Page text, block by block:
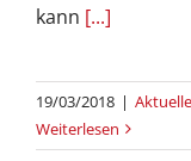
kann [...]
19/03/2018 |
Weiterlesen